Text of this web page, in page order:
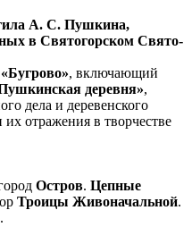
А. С. Пушкина,
в Святогорском Свято-
, включающий
деревня»,
дела и деревенского
отражения в творчестве
Остров. Цепные
Троицы Живоначальной.